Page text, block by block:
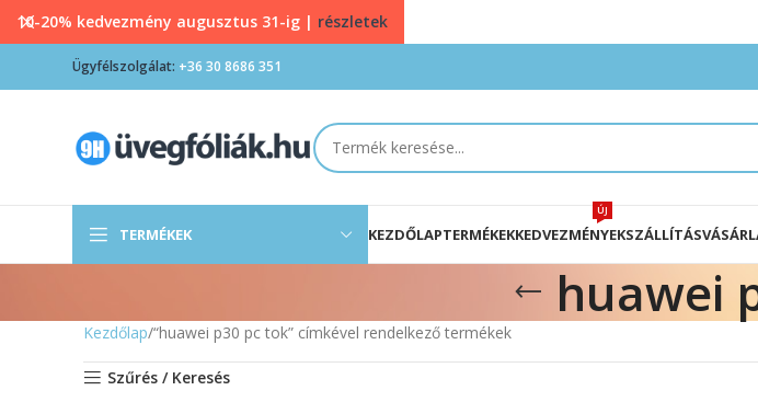
Ügyfélszolgálat: +36 30 8686 351
TERMÉKEK KEZDŐLAPTERMÉKEKKEDVEZMÉNYEK
ÚJ
SZÁLLÍTÁS
huawei
Kezdőlap “huawei p30 pc tok” címkével rendelkező termékek
Szűrés / Keresés
10-20% kedvezmény augusztus 31-ig | részletek